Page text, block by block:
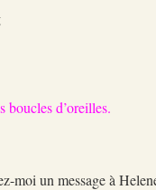
boucles d’oreilles.
moi un message à